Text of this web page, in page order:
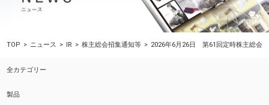
TOP ニュース IR 株主総会招集通知等 2026年6月26日 第61回定時株主総会
全カテゴリー
製品